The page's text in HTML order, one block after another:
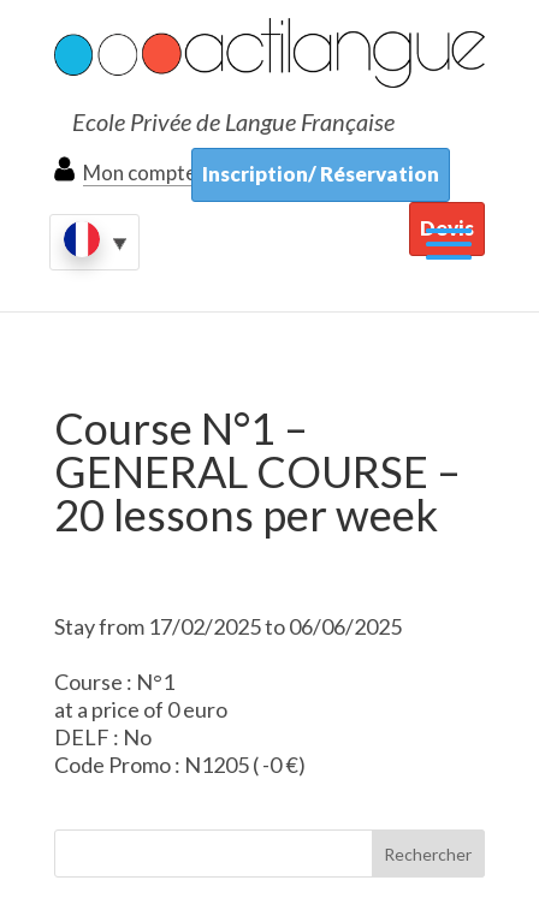
Ecole Privée de Langue Française
Mon compte Inscription/ Réservation
Devis
Course N°1 –
GENERAL COURSE –
20 lessons per week
Stay from 17/02/2025 to 06/06/2025
Course : N°1
at a price of 0 euro
DELF : No
Code Promo : N1205 ( -0 €)